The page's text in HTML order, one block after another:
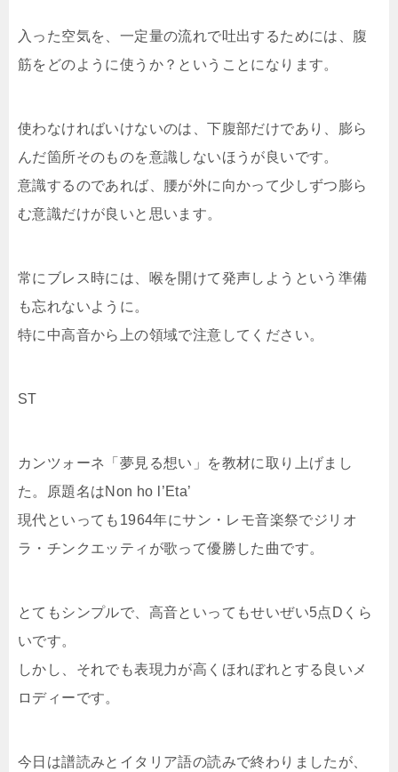
入った空気を、一定量の流れで吐出するためには、腹
筋をどのように使うか？ということになります。
使わなければいけないのは、下腹部だけであり、膨ら
んだ箇所そのものを意識しないほうが良いです。
意識するのであれば、腰が外に向かって少しずつ膨ら
む意識だけが良いと思います。
常にブレス時には、喉を開けて発声しようという準備
も忘れないように。
特に中高音から上の領域で注意してください。
ST
カンツォーネ「夢見る想い」を教材に取り上げまし
た。原題名はNon ho l’Eta’
現代といっても1964年にサン・レモ音楽祭でジリオ
ラ・チンクエッティが歌って優勝した曲です。
とてもシンプルで、高音といってもせいぜい5点Dくら
いです。
しかし、それでも表現力が高くほれぼれとする良いメ
ロディーです。
今日は譜読みとイタリア語の読みで終わりましたが、